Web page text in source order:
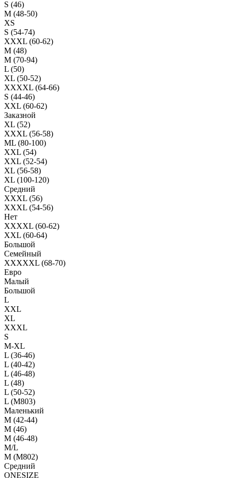
S (46)
M (48-50)
XS
S (54-74)
XXXL (60-62)
M (48)
M (70-94)
L (50)
XL (50-52)
XXXXL (64-66)
S (44-46)
XXL (60-62)
Заказной
XL (52)
XXXL (56-58)
ML (80-100)
XXL (54)
XXL (52-54)
XL (56-58)
XL (100-120)
Средний
XXXL (56)
XXXL (54-56)
Нет
XXXXL (60-62)
XXL (60-64)
Большой
Семейный
XXXXXL (68-70)
Евро
Малый
Большой
L
XXL
XL
XXXL
S
M-XL
L (36-46)
L (40-42)
L (46-48)
L (48)
L (50-52)
L (M803)
Маленький
М (42-44)
M (46)
M (46-48)
M/L
M (M802)
Средний
ONESIZE